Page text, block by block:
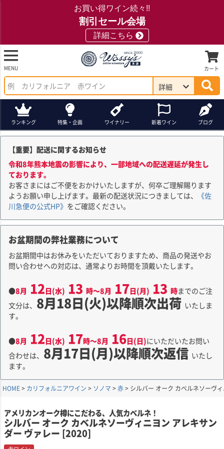
お買い得ワイン続々!!
割引セール会場
詳細こちら
MENU カート
詳細
ランキング 特集・企画 ワイナリー 新着ワイン ブログ
【重要】配送に関するお知らせ
令和8年熊本地震の影響により、一部地域への配送遅延が発生し
ております。
お客さまにはご不便をおかけいたしますが、何卒ご理解賜ります
ようお願い申し上げます。最新の配送状況につきましては、
《佐
川急便の公式HP》 をご確認ください。
お盆期間の弊社業務について
お盆期間中はお休みをいただいておりますため、商品の発送やお
問い合わせへの対応は、通常よりお時間を頂戴いたします。
●8月 12日(水) 13 時～8月 17日(月) 13 時までのご注
文分は、 8月18日(火)以降順次出荷 いたしま
す。
●8月 12日(水) 17時～8月 16日(日)にいただいたお問い
合わせは、 8月17日(月)以降順次返信 いたし
ます。
HOME カリフォルニアワイン ソノマ 赤 シルバー オーク カベルネソーヴ
アメリカンオーク樽にこだわる、人気カベルネ！
シルバー オーク カベルネソーヴィニヨン アレキサン
ダー ヴァレー [2020]